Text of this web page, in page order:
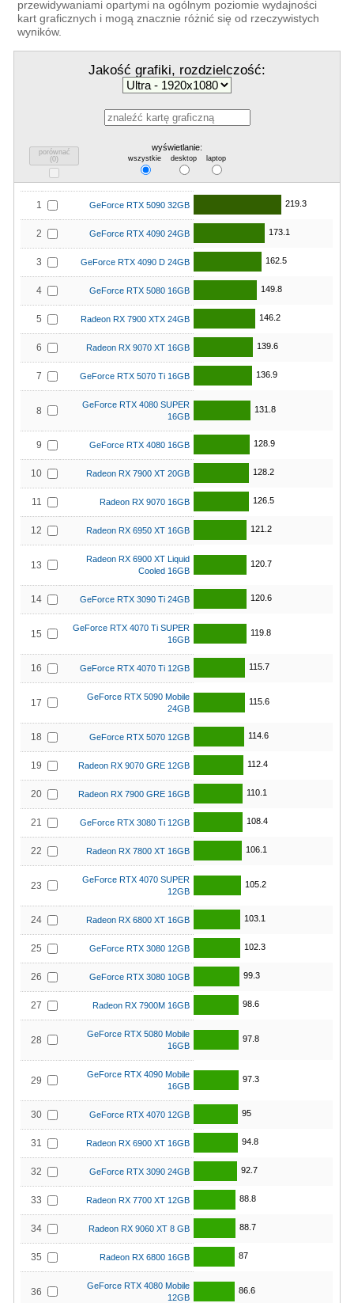
przewidywaniami opartymi na ogólnym poziomie wydajności
kart graficznych i mogą znacznie różnić się od rzeczywistych
wyników.
Jakość grafiki, rozdzielczość:
porównać
(0)
wyświetlanie:
wszystkie desktop laptop
1 GeForce RTX 5090 32GB 219.3
2 GeForce RTX 4090 24GB 173.1
3 GeForce RTX 4090 D 24GB 162.5
4 GeForce RTX 5080 16GB 149.8
5 Radeon RX 7900 XTX 24GB 146.2
6 Radeon RX 9070 XT 16GB 139.6
7 GeForce RTX 5070 Ti 16GB 136.9
8
GeForce RTX 4080 SUPER
16GB
131.8
9 GeForce RTX 4080 16GB 128.9
10 Radeon RX 7900 XT 20GB 128.2
11 Radeon RX 9070 16GB 126.5
12 Radeon RX 6950 XT 16GB 121.2
13
Radeon RX 6900 XT Liquid
Cooled 16GB
120.7
14 GeForce RTX 3090 Ti 24GB 120.6
15
GeForce RTX 4070 Ti SUPER
16GB
119.8
16 GeForce RTX 4070 Ti 12GB 115.7
17
GeForce RTX 5090 Mobile
24GB
115.6
18 GeForce RTX 5070 12GB 114.6
19 Radeon RX 9070 GRE 12GB 112.4
20 Radeon RX 7900 GRE 16GB 110.1
21 GeForce RTX 3080 Ti 12GB 108.4
22 Radeon RX 7800 XT 16GB 106.1
23
GeForce RTX 4070 SUPER
12GB
105.2
24 Radeon RX 6800 XT 16GB 103.1
25 GeForce RTX 3080 12GB 102.3
26 GeForce RTX 3080 10GB 99.3
27 Radeon RX 7900M 16GB 98.6
28
GeForce RTX 5080 Mobile
16GB
97.8
29
GeForce RTX 4090 Mobile
16GB
97.3
30 GeForce RTX 4070 12GB 95
31 Radeon RX 6900 XT 16GB 94.8
32 GeForce RTX 3090 24GB 92.7
33 Radeon RX 7700 XT 12GB 88.8
34 Radeon RX 9060 XT 8 GB 88.7
35 Radeon RX 6800 16GB 87
36
GeForce RTX 4080 Mobile
12GB
86.6